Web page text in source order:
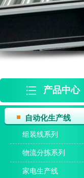
产品中心
自动化生产线
组装线系列
物流分拣系列
家电生产线